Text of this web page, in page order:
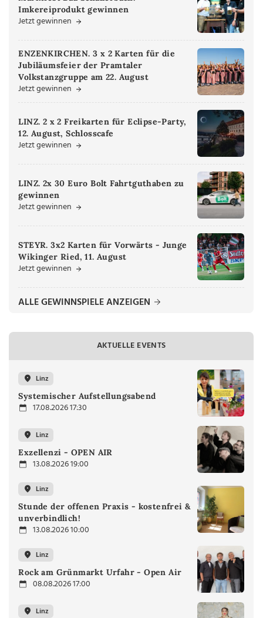
Imkereiprodukt gewinnen
Jetzt gewinnen
ENZENKIRCHEN. 3 x 2 Karten für die
Jubiläumsfeier der Pramtaler
Volkstanzgruppe am 22. August
Jetzt gewinnen
LINZ. 2 x 2 Freikarten für Eclipse-Party,
12. August, Schlosscafe
Jetzt gewinnen
LINZ. 2x 30 Euro Bolt Fahrtguthaben zu
gewinnen
Jetzt gewinnen
STEYR. 3x2 Karten für Vorwärts - Junge
Wikinger Ried, 11. August
Jetzt gewinnen
ALLE GEWINNSPIELE ANZEIGEN
AKTUELLE EVENTS
Linz
Systemischer Aufstellungsabend
17.08.2026 17:30
Linz
Exzellenzi - OPEN AIR
13.08.2026 19:00
Linz
Stunde der offenen Praxis - kostenfrei &
unverbindlich!
13.08.2026 10:00
Linz
Rock am Grünmarkt Urfahr - Open Air
08.08.2026 17:00
Linz